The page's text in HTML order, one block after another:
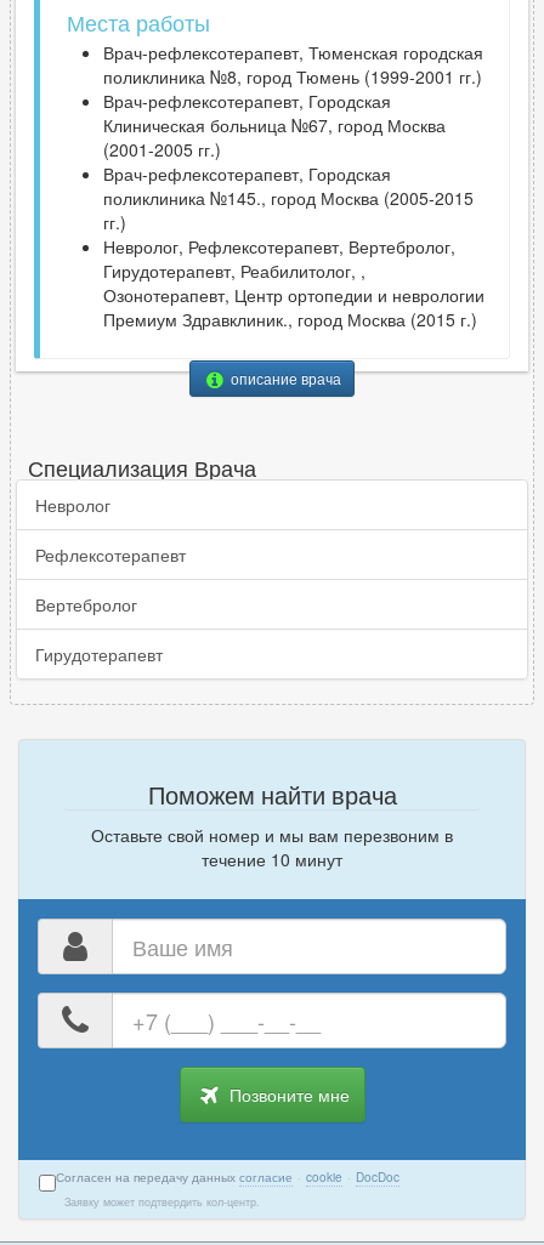
Места работы
Врач-рефлексотерапевт, Тюменская городская
поликлиника №8, город Тюмень (1999-2001 гг.)
Врач-рефлексотерапевт, Городская
Клиническая больница №67, город Москва
(2001-2005 гг.)
Врач-рефлексотерапевт, Городская
поликлиника №145., город Москва (2005-2015
гг.)
Невролог, Рефлексотерапевт, Вертебролог,
Гирудотерапевт, Реабилитолог, ,
Озонотерапевт, Центр ортопедии и неврологии
Премиум Здравклиник., город Москва (2015 г.)
описание врача
Специализация Врача
Невролог
Рефлексотерапевт
Вертебролог
Гирудотерапевт
Поможем найти врача
Оставьте свой номер и мы вам перезвоним в
течение 10 минут
номер
телефона
Позвоните мне
Согласен на передачу данных согласие · cookie · DocDoc
Заявку может подтвердить кол-центр.